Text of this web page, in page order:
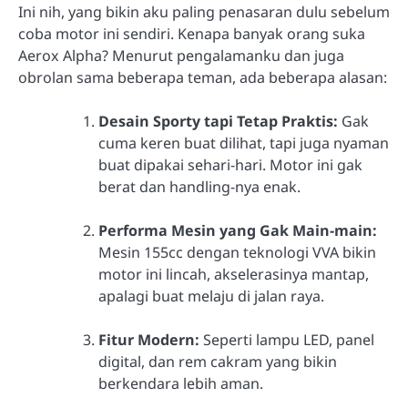
Ini nih, yang bikin aku paling penasaran dulu sebelum
coba motor ini sendiri. Kenapa banyak orang suka
Aerox Alpha? Menurut pengalamanku dan juga
obrolan sama beberapa teman, ada beberapa alasan:
Desain Sporty tapi Tetap Praktis: Gak
cuma keren buat dilihat, tapi juga nyaman
buat dipakai sehari-hari. Motor ini gak
berat dan handling-nya enak.
Performa Mesin yang Gak Main-main:
Mesin 155cc dengan teknologi VVA bikin
motor ini lincah, akselerasinya mantap,
apalagi buat melaju di jalan raya.
Fitur Modern: Seperti lampu LED, panel
digital, dan rem cakram yang bikin
berkendara lebih aman.